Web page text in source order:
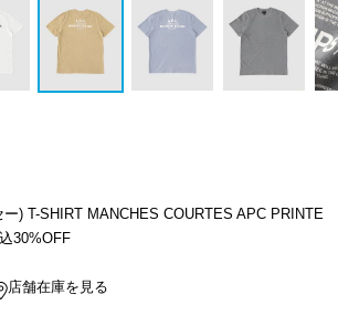
) T-SHIRT MANCHES COURTES APC PRINTE
30%OFF
店舗在庫を見る